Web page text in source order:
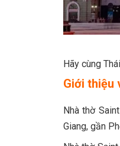
Hãy cùng
Giới thiệu
Nhà thờ
Giang, gần